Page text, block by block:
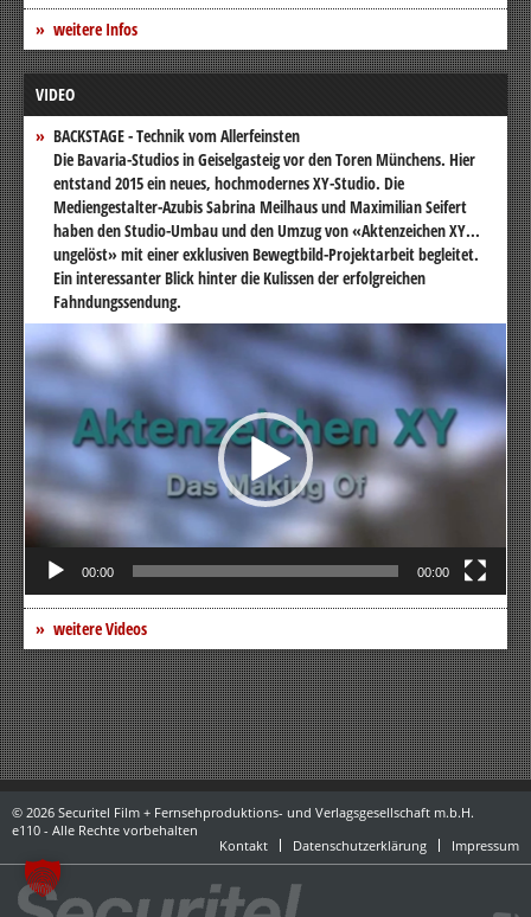
weitere Infos
VIDEO
BACKSTAGE - Technik vom Allerfeinsten
Die Bavaria-Studios in Geiselgasteig vor den Toren Münchens. Hier
entstand 2015 ein neues, hochmodernes XY-Studio. Die
Mediengestalter-Azubis Sabrina Meilhaus und Maximilian Seifert
haben den Studio-Umbau und den Umzug von «Aktenzeichen XY...
ungelöst» mit einer exklusiven Bewegtbild-Projektarbeit begleitet.
Ein interessanter Blick hinter die Kulissen der erfolgreichen
Fahndungssendung.
Video-
Player
00:00 00:00
weitere Videos
© 2026 Securitel Film + Fernsehproduktions- und Verlagsgesellschaft m.b.H.
e110 - Alle Rechte vorbehalten
Kontakt
Datenschutzerklärung Impressum